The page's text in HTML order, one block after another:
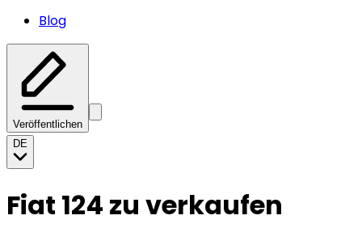
Blog
Veröffentlichen
DE
Fiat 124 zu verkaufen